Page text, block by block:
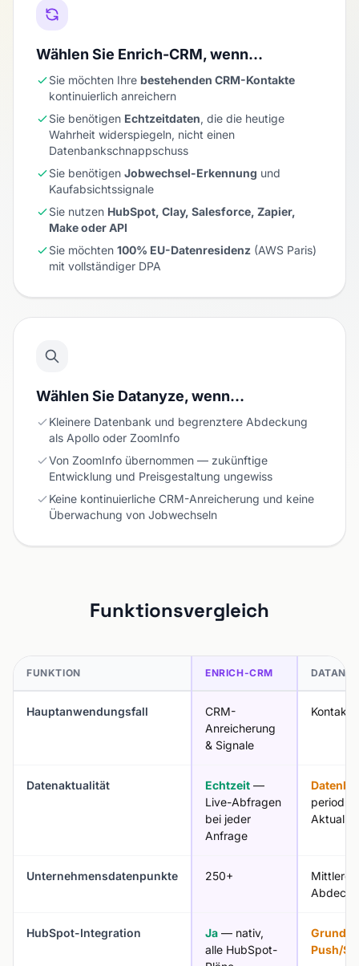
Wählen Sie Enrich-CRM, wenn…
Sie möchten Ihre bestehenden CRM-Kontakte
kontinuierlich anreichern
Sie benötigen Echtzeitdaten, die die heutige
Wahrheit widerspiegeln, nicht einen
Datenbankschnappschuss
Sie benötigen Jobwechsel-Erkennung und
Kaufabsichtssignale
Sie nutzen HubSpot, Clay, Salesforce, Zapier,
Make oder API
Sie möchten 100% EU-Datenresidenz (AWS Paris)
mit vollständiger DPA
Wählen Sie Datanyze, wenn…
Kleinere Datenbank und begrenztere Abdeckung
als Apollo oder ZoomInfo
Von ZoomInfo übernommen — zukünftige
Entwicklung und Preisgestaltung ungewiss
Keine kontinuierliche CRM-Anreicherung und keine
Überwachung von Jobwechseln
Funktionsvergleich
FUNKTION ENRICH-CRM
Hauptanwendungsfall
CRM-
Anreicherung
& Signale
Datenaktualität Echtzeit —
Live-Abfragen
bei jeder
Anfrage
Unternehmensdatenpunkte 250+
Mittlere
HubSpot-Integration Ja — nativ,
alle HubSpot-
Push/